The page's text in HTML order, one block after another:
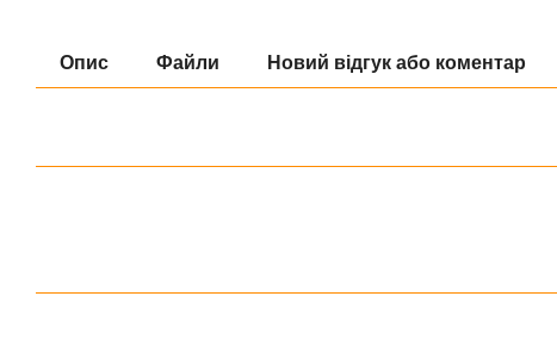
Опис Файли Новий відгук або коментар